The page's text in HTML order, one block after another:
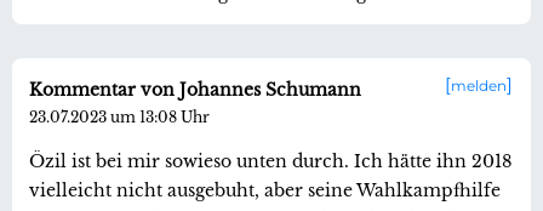
melden
Kommentar von Johannes Schumann
23.07.2023 um 13:08 Uhr
Özil ist bei mir sowieso unten durch. Ich hätte ihn 2018
vielleicht nicht ausgebuht, aber seine Wahlkampfhilfe